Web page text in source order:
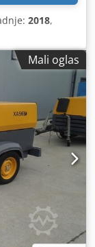
2018,
Mali oglas